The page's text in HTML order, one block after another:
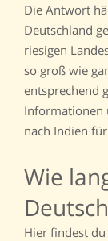
Die Antwort
Deutschland
riesigen
so groß wie
entsprechend
Informationen
nach Indien
Wie
Hier findest